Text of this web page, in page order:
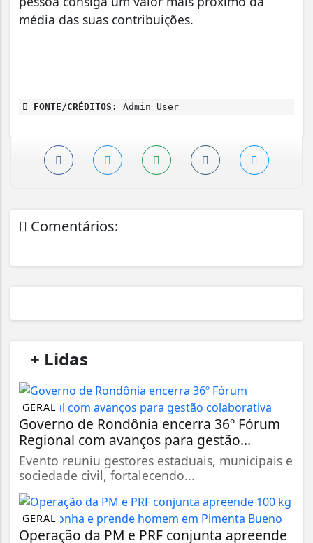
média das suas contribuições.
FONTE/CRÉDITOS: Admin User
Comentários:
+ Lidas
GERAL
Governo de Rondônia encerra 36º Fórum
Regional com avanços para gestão...
Evento reuniu gestores estaduais, municipais e
sociedade civil, fortalecendo...
GERAL
Operação da PM e PRF conjunta apreende